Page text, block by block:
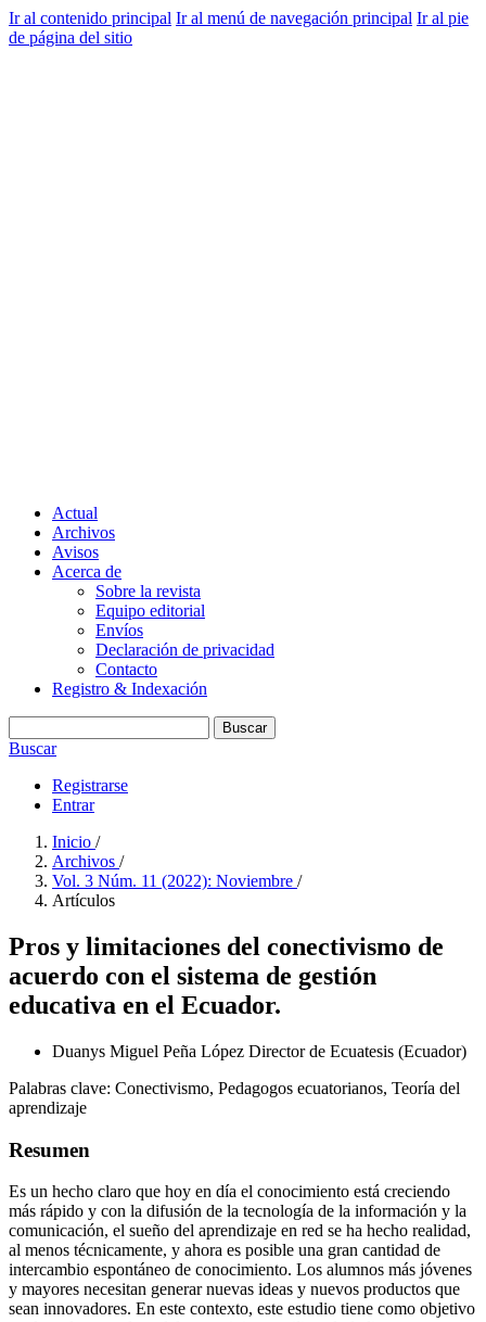
Ir al contenido principal Ir al menú de navegación principal Ir al pie
de página del sitio
Actual
Archivos
Avisos
Acerca de
Sobre la revista
Equipo editorial
Envíos
Declaración de privacidad
Contacto
Registro & Indexación
Buscar
Buscar
Registrarse
Entrar
Inicio /
Archivos /
Vol. 3 Núm. 11 (2022): Noviembre /
Artículos
Pros y limitaciones del conectivismo de
acuerdo con el sistema de gestión
educativa en el Ecuador.
Duanys Miguel Peña López Director de Ecuatesis (Ecuador)
Palabras clave: Conectivismo, Pedagogos ecuatorianos, Teoría del
aprendizaje
Resumen
Es un hecho claro que hoy en día el conocimiento está creciendo
más rápido y con la difusión de la tecnología de la información y la
comunicación, el sueño del aprendizaje en red se ha hecho realidad,
al menos técnicamente, y ahora es posible una gran cantidad de
intercambio espontáneo de conocimiento. Los alumnos más jóvenes
y mayores necesitan generar nuevas ideas y nuevos productos que
sean innovadores. En este contexto, este estudio tiene como objetivo